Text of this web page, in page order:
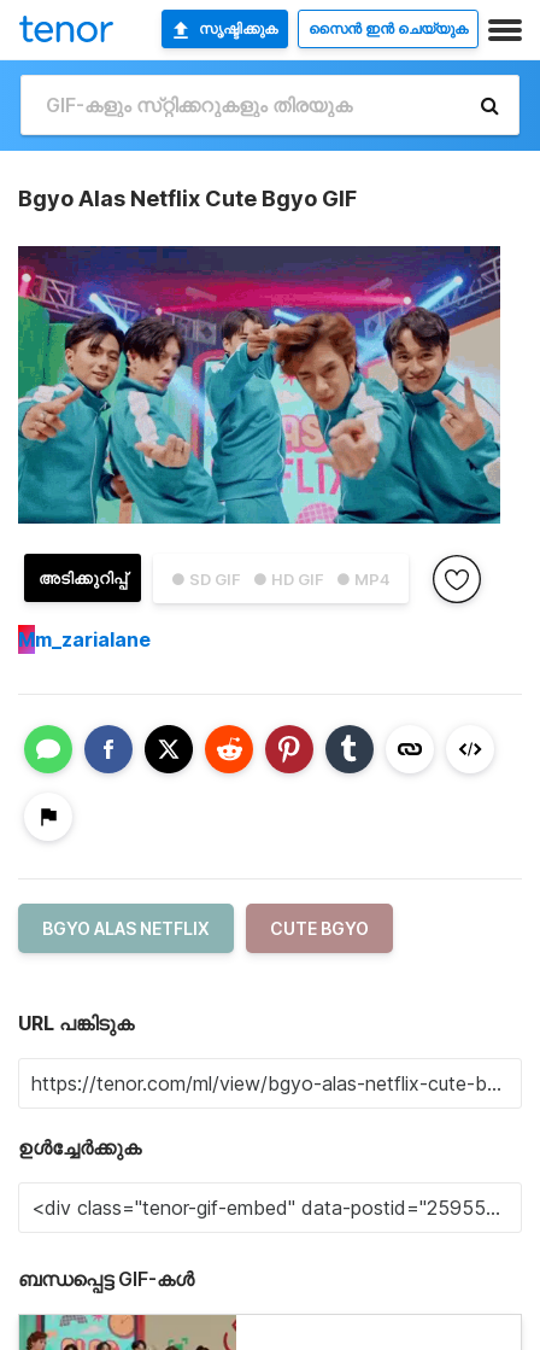
സൃഷ്ടിക്കുക സൈൻ ഇൻ ചെയ്യുക
Bgyo Alas Netflix Cute Bgyo GIF
● SD GIF ● HD GIF ● MP4
അടിക്കുറിപ്പ്
Mm_zarialane
BGYO ALAS NETFLIX CUTE BGYO
URL പങ്കിടുക
ഉൾച്ചേർക്കുക
ബന്ധപ്പെട്ട GIF-കൾ